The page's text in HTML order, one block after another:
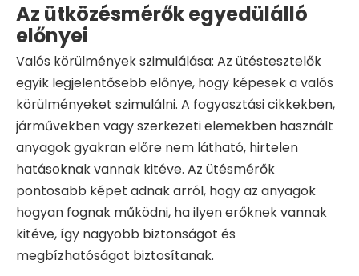
Az ütközésmérők egyedülálló
előnyei
Valós körülmények szimulálása: Az ütéstesztelők
egyik legjelentősebb előnye, hogy képesek a valós
körülményeket szimulálni. A fogyasztási cikkekben,
járművekben vagy szerkezeti elemekben használt
anyagok gyakran előre nem látható, hirtelen
hatásoknak vannak kitéve. Az ütésmérők
pontosabb képet adnak arról, hogy az anyagok
hogyan fognak működni, ha ilyen erőknek vannak
kitéve, így nagyobb biztonságot és
megbízhatóságot biztosítanak.